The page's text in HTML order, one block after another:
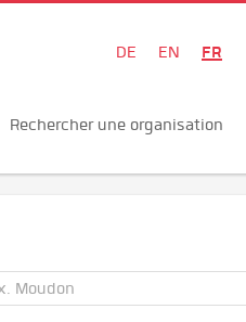
DE EN FR
Rechercher une organisation